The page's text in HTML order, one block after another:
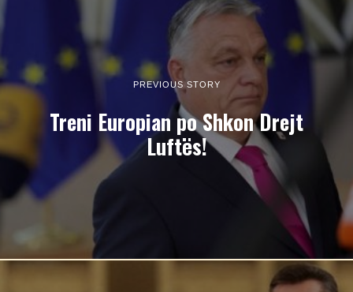
PREVIOUS STORY
Treni Europian po Shkon Drejt
Luftës!